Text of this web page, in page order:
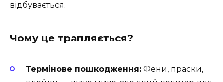
відбувається.
Чому це трапляється?
Термінове пошкодження: Фени, праски,